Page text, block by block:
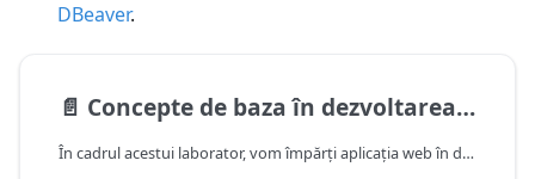
DBeaver.
📄️ Concepte de baza în dezvoltarea aplicațiilor web
În cadrul acestui laborator, vom împărți aplicația web în două componente distincte: frontend și backend. Frontend-ul reprezintă partea vizibilă a aplicației pentru utilizator și rulează în browserul acestuia. Având frontend-ul ca o entitate independentă, acesta va fi dezvoltat sub forma unei aplicații SPA (Single-Page Application). Spre deosebire de un MPA (Multi-Page Application), o aplicație SPA constă într-o singură pagină care își modifică dinamic conținutul în funcție de acțiunile utilizatorului și datele furnizate de backend.